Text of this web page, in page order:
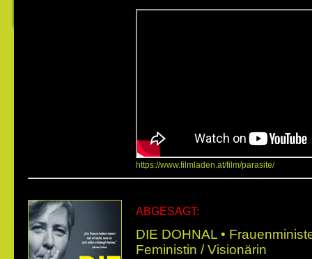
https://www.filmladen.at/film/parasite/
ABGESAGT:
DIE DOHNAL •
Feministin / Visionärin